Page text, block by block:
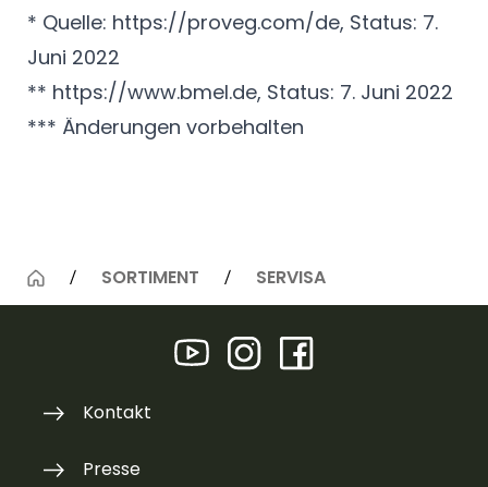
* Quelle: https://proveg.com/de, Status: 7.
Juni 2022
** https://www.bmel.de, Status: 7. Juni 2022
*** Änderungen vorbehalten
SORTIMENT SERVISA
Kontakt
Presse